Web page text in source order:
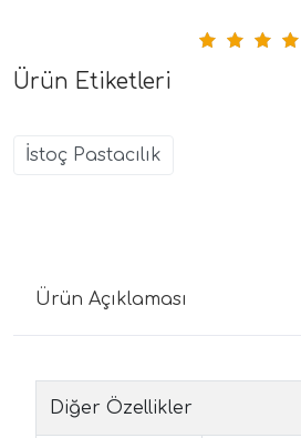
Ürün Etiketleri
İstoç Pastacılık
Ürün Açıklaması
Diğer Özellikler